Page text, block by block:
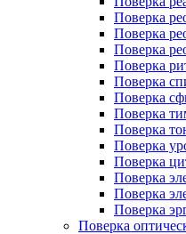
Поверка
Поверка
Поверка
Поверка
Поверка
Поверка
Поверка
Поверка
Поверка
Поверка
Поверка
Поверка
Поверка
Поверка